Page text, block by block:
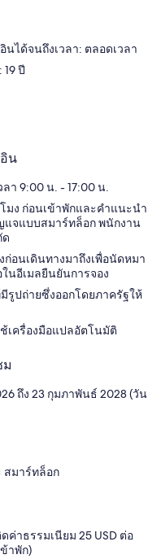
นได้จนถึงเวลา: ตลอดเวลา
ปี
น
า 9:00 น. - 17:00 น.
มง ก่อนเข้าพักและคำแนะนำ
แจแบบสมาร์ทล็อก พนักงาน
ด
อนเดินทางมาถึงเพื่อนัดหมา
นอีเมลยืนยันการจอง
รูปถ่ายซึ่งออกโดยภาครัฐให้
เครื่องมือแปลอัตโนมัติ
ม
ถึง 23 กุมภาพันธ์ 2028 (วัน
สมาร์ทล็อก
ค่าธรรมเนียม 25 USD ต่อ
าพัก)